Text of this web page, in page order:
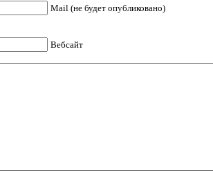
Mail (не будет опубликовано)
Вебсайт